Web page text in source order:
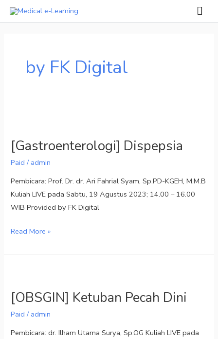
Skip
by FK Digital
[Gastroenterologi] Dispepsia
Paid / admin
Pembicara: Prof. Dr. dr. Ari Fahrial Syam, Sp.PD-KGEH, M.M.B
Kuliah LIVE pada Sabtu, 19 Agustus 2023; 14.00 – 16.00
WIB Provided by FK Digital
Read More »
[OBSGIN] Ketuban Pecah Dini
Paid / admin
Pembicara: dr. Ilham Utama Surya, Sp.OG Kuliah LIVE pada
Pecah
Dini